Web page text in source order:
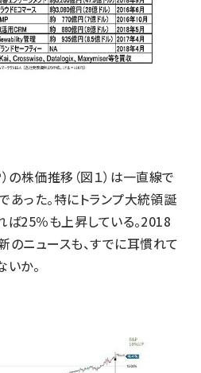
の株価推移（図１）は一直線で
あった。特にトランプ大統領誕
25％も上昇している。2018
のニュースも、すでに耳慣れて
か。